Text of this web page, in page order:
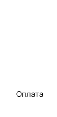
Оплата